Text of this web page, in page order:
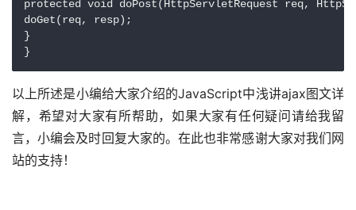
protected void doPost(HttpServletRequest req,
doGet(req, resp);
}
}
以上所述是小编给大家介绍的JavaScript中浅讲ajax图文详
解，希望对大家有所帮助，如果大家有任何疑问请给我留
言，小编会及时回复大家的。在此也非常感谢大家对我们网
站的支持！